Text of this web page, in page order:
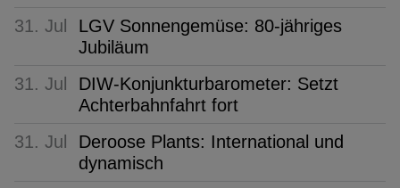
31. Jul
LGV Sonnengemüse: 80-jähriges
Jubiläum
31. Jul
DIW-Konjunkturbarometer: Setzt
Achterbahnfahrt fort
31. Jul
Deroose Plants: International und
dynamisch